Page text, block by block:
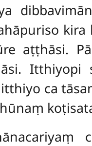
aṭṭhāsi.
Itthiyopi
ca